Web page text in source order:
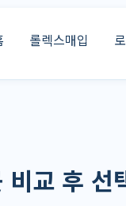
롤렉스매입
교 후 선